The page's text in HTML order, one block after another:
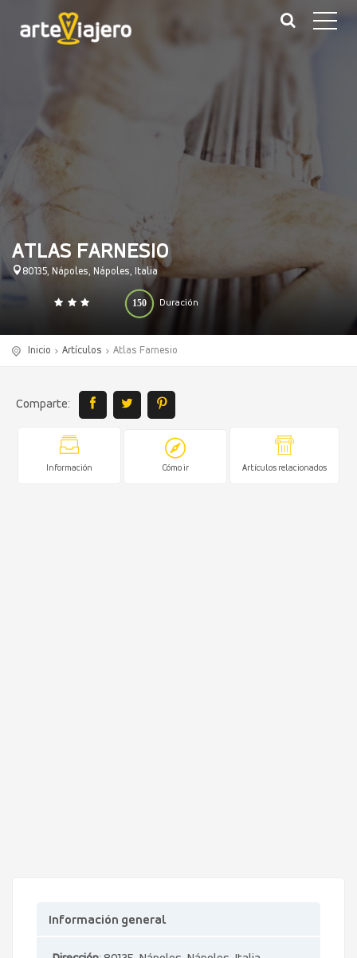
ATLAS FARNESIO
80135, Nápoles, Nápoles, Italia
Duración
150
0 140
Inicio Artículos Atlas Farnesio
Comparte:
Información Cómo ir Artículos relacionados
Información general